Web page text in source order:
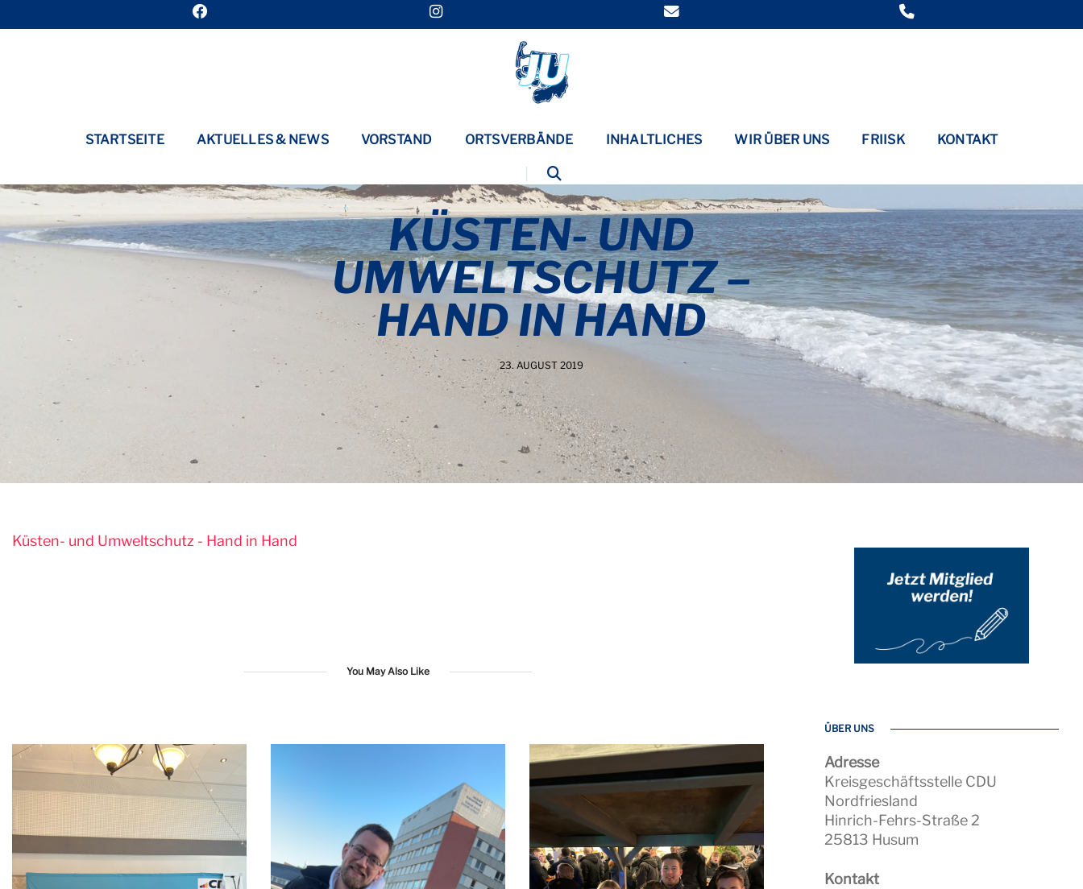
STARTSEITE AKTUELLES & NEWS VORSTAND ORTSVERBÄNDE INHALTLICHES WIR ÜBER UNS FRIISK KONTAKT
KÜSTEN- UND
UMWELTSCHUTZ –
HAND IN HAND
23. AUGUST 2019
Küsten- und Umweltschutz - Hand in Hand
You May Also Like
ÜBER UNS
Adresse
Kreisgeschäftsstelle CDU
Nordfriesland
Hinrich-Fehrs-Straße 2
25813 Husum
Kontakt